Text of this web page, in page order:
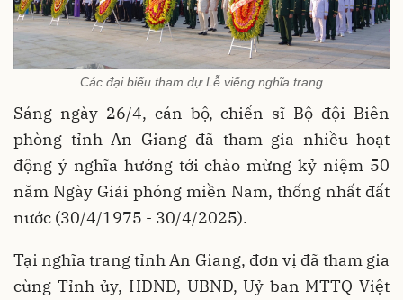
Các đại biểu tham dự Lễ viếng nghĩa trang
Sáng ngày 26/4, cán bộ, chiến sĩ Bộ đội Biên
phòng tỉnh An Giang đã tham gia nhiều hoạt
động ý nghĩa hướng tới chào mừng kỷ niệm 50
năm Ngày Giải phóng miền Nam, thống nhất đất
nước (30/4/1975 - 30/4/2025).
Tại nghĩa trang tỉnh An Giang, đơn vị đã tham gia
cùng Tỉnh ủy, HĐND, UBND, Uỷ ban MTTQ Việt